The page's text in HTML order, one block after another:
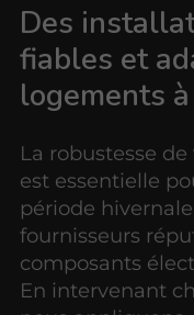
Des
fiables et
logements
La robustesse
est essentielle
période
fournisseurs
composants
En intervenant